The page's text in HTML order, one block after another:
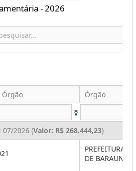
- 2026
Órgão Órgão
07/2026 (Valor: R$ 268.444,23)
PREFEITURA
DE BARAUNA